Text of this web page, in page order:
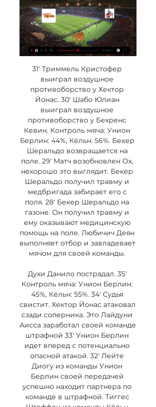
31' Триммель Кристофер
выиграл воздушное
противоборство у Хектор
Йонас. 30' Шабо Юлиан
выиграл воздушное
противоборство у Бехренс
Кевин. Контроль мяча: Унион
Берлин: 44%, Кёльн: 56%. Бекер
Шеральдо возвращается на
поле. 29' Матч возобновлен Ох,
нехорошо это выглядит. Бекер
Шеральдо получил травму и
медбригада забирает его с
поля. 28' Бекер Шеральдо на
газоне. Он получил травму и
ему оказывают медицинскую
помощь на поле. Любичич Деян
выполняет отбор и завладевает
мячом для своей команды.
Духи Данило пострадал. 35'
Контроль мяча: Унион Берлин:
45%, Кёльн: 55%. 34' Судья
свистит. Хектор Йонас атаковал
сзади соперника. Это Лайдуни
Аисса заработал своей команде
штрафной 33' Унион Берлин
идет вперед с потенциально
опасной атакой. 32' Лейте
Диогу из команды Унион
Берлин своей передачей
успешно находит партнера по
команде в штрафной. Тиггес